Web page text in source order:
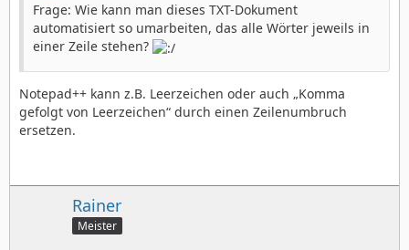
Frage: Wie kann man dieses TXT-Dokument
automatisiert so umarbeiten, das alle Wörter jeweils in
einer Zeile stehen?
Notepad++ kann z.B. Leerzeichen oder auch „Komma
gefolgt von Leerzeichen“ durch einen Zeilenumbruch
ersetzen.
Rainer
Meister